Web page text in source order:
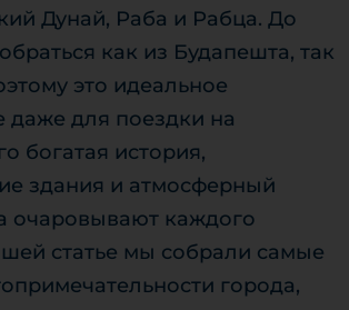
Дунай, Раба и Рабца. До
как из Будапешта, так
это идеальное
даже для поездки на
богатая история,
здания и атмосферный
очаровывают каждого
статье мы собрали самые
города,